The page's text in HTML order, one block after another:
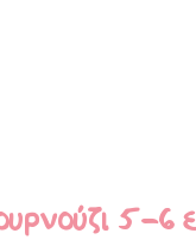
5-6